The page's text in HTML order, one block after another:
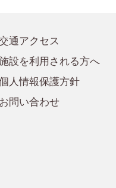
通アクセス
設を利用される方へ
人情報保護方針
お問い合わせ